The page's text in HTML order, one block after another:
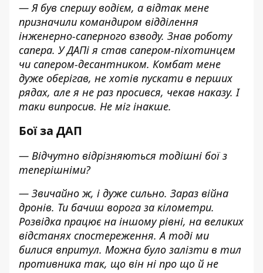
— Я був спершу водієм, а відтак мене
призначили командиром відділення
інженерно-саперного взводу. Знав роботу
сапера. У ДАПі я став сапером-піхотинцем
чи сапером-десантником. Комбат мене
дуже оберігав, не хотів пускати в перших
рядах, але я не раз просився, чекав наказу. І
таки випросив. Не міг інакше.
Бої за ДАП
— Відчутно відрізняються тодішні бої з
теперішніми?
— Звичайно ж, і дуже сильно. Зараз війна
дронів. Ти бачиш ворога за кілометри.
Розвідка працює на іншому рівні, на великих
відстанях спостереження. А тоді ми
билися впритул. Можна було залізти в тил
противника так, що він ні про що й не